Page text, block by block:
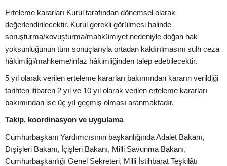
Erteleme kararları Kurul tarafından dönemsel olarak
değerlendirilecektir. Kurul gerekli görülmesi halinde
soruşturma/kovuşturma/mahkûmiyet nedeniyle doğan hak
yoksunluğunun tüm sonuçlarıyla ortadan kaldırılmasını sulh ceza
hâkimliği/mahkeme/infaz hâkimliğinden talep edebilecektir.
5 yıl olarak verilen erteleme kararları bakımından kararın verildiği
tarihten itibaren 2 yıl ve 10 yıl olarak verilen erteleme kararları
bakımından ise üç yıl geçmiş olması aranmaktadır.
Takip, koordinasyon ve uygulama
Cumhurbaşkanı Yardımcısının başkanlığında Adalet Bakanı,
Dışişleri Bakanı, İçişleri Bakanı, Milli Savunma Bakanı,
Cumhurbaşkanlığı Genel Sekreteri, Milli İstihbarat Teşkilâtı